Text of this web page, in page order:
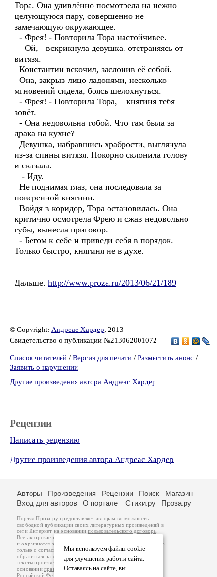
Тора. Она удивлённо посмотрела на нежно
целующуюся пару, совершенно не
замечающую окружающее.
- Фрея! - Повторила Тора настойчивее.
- Ой, - вскрикнула девушка, отстраняясь от
витязя.
Константин вскочил, заслонив её собой.
Она, закрыв лицо ладонями, несколько
мгновений сидела, боясь шелохнуться.
- Фрея! - Повторила Тора, – княгиня тебя
зовёт.
- Она недовольна тобой. Что там была за
драка на кухне?
Девушка, набравшись храбрости, выглянула
из-за спины витязя. Покорно склонила голову
и сказала.
- Иду.
Не поднимая глаз, она последовала за
поверенной княгини.
Войдя в коридор, Тора остановилась. Она
критично осмотрела Фрею и сжав недовольно
губы, вынесла приговор.
- Бегом к себе и приведи себя в порядок.
Только быстро, княгиня не в духе.
Дальше. http://www.proza.ru/2013/06/21/189
© Copyright: Андреас Хардер, 2013
Свидетельство о публикации №213062001072
Список читателей / Версия для печати / Разместить анонс /
Заявить о нарушении
Другие произведения автора Андреас Хардер
Рецензии
Написать рецензию
Другие произведения автора Андреас Хардер
Мы используем файлы cookie
для улучшения работы сайта.
Оставаясь на сайте, вы
Авторы Произведения Рецензии Поиск
Магазин
Вход для авторов
О портале Стихи.ру Проза.ру
Портал Проза.ру предоставляет авторам возможность
свободной публикации своих литературных произведений в
сети Интернет на основаниипользовательского договора
Все авторские права на произведения принадлежат авторам
и охраняются законом
. Перепечатка произведений возможна
только с согласия его автора, к которому вы можете
обратиться на его авторской странице. Ответственность за
тексты произведений авторы несут самостоятельно на
основанииправил публикацииизаконодательства
Российской Федерации